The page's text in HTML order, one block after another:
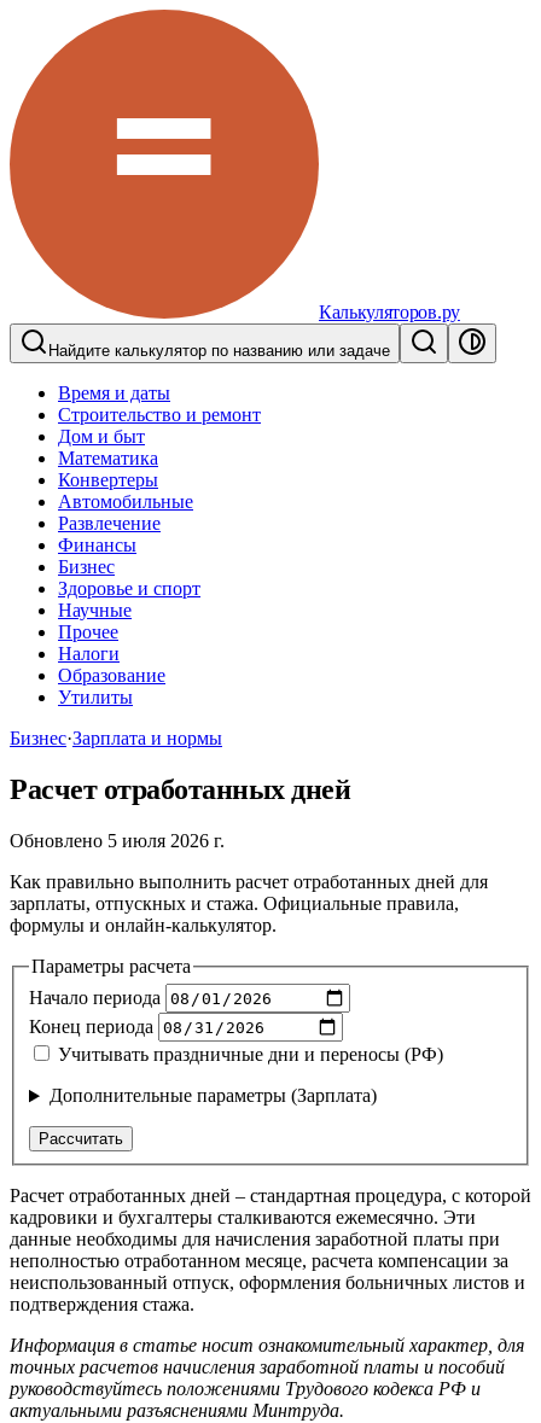
Калькуляторов.ру
Найдите калькулятор по названию или задаче
Время и даты
Строительство и ремонт
Дом и быт
Математика
Конвертеры
Автомобильные
Развлечение
Финансы
Бизнес
Здоровье и спорт
Научные
Прочее
Налоги
Образование
Утилиты
Бизнес·Зарплата и нормы
Расчет отработанных дней
Обновлено 5 июля 2026 г.
Как правильно выполнить расчет отработанных дней для
зарплаты, отпускных и стажа. Официальные правила,
формулы и онлайн-калькулятор.
Параметры расчета
Начало периода
Конец периода
Учитывать праздничные дни и переносы (РФ)
Дополнительные параметры (Зарплата)
Рассчитать
Расчет отработанных дней – стандартная процедура, с которой
кадровики и бухгалтеры сталкиваются ежемесячно. Эти
данные необходимы для начисления заработной платы при
неполностью отработанном месяце, расчета компенсации за
неиспользованный отпуск, оформления больничных листов и
подтверждения стажа.
Информация в статье носит ознакомительный характер, для
точных расчетов начисления заработной платы и пособий
руководствуйтесь положениями Трудового кодекса РФ и
актуальными разъяснениями Минтруда.